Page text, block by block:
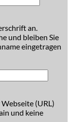
an.
und bleiben Sie
eingetragen
(URL)
und keine